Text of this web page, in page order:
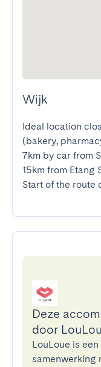
Wijk
Ideal location
(bakery,
7km by car from
15km from Etang
Start of the route
Deze
door
LouLoue is
samenwerking